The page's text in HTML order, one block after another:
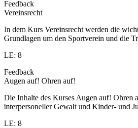
Feedback
Vereinsrecht
In dem Kurs Vereinsrecht werden die
Grundlagen um den Sportverein und die
LE: 8
Feedback
Augen auf! Ohren auf!
Die Inhalte des Kurses Augen auf! Ohren
interpersoneller Gewalt und Kinder- und
LE: 8